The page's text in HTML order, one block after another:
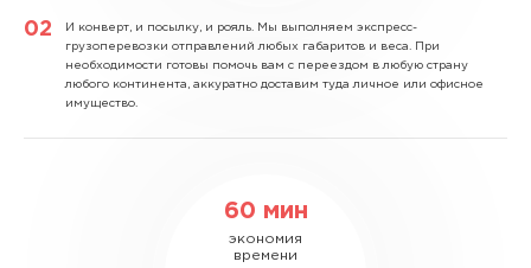
И конверт, и посылку, и рояль. Мы выполняем экспресс-
грузоперевозки отправлений любых габаритов и веса. При
необходимости готовы помочь вам с переездом в любую страну
любого континента, аккуратно доставим туда личное или офисное
имущество.
60 мин
экономия
времени